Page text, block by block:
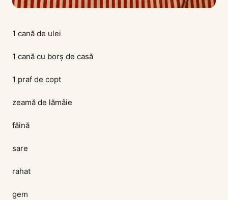
1 cană de ulei
1 cană cu borș de casă
1 praf de copt
zeamă de lămâie
făină
sare
rahat
gem